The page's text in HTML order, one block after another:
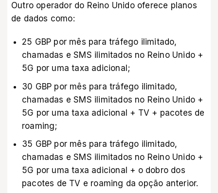
Outro operador do Reino Unido oferece planos
de dados como:
25 GBP por mês para tráfego ilimitado,
chamadas e SMS ilimitados no Reino Unido +
5G por uma taxa adicional;
30 GBP por mês para tráfego ilimitado,
chamadas e SMS ilimitados no Reino Unido +
5G por uma taxa adicional + TV + pacotes de
roaming;
35 GBP por mês para tráfego ilimitado,
chamadas e SMS ilimitados no Reino Unido +
5G por uma taxa adicional + o dobro dos
pacotes de TV e roaming da opção anterior.